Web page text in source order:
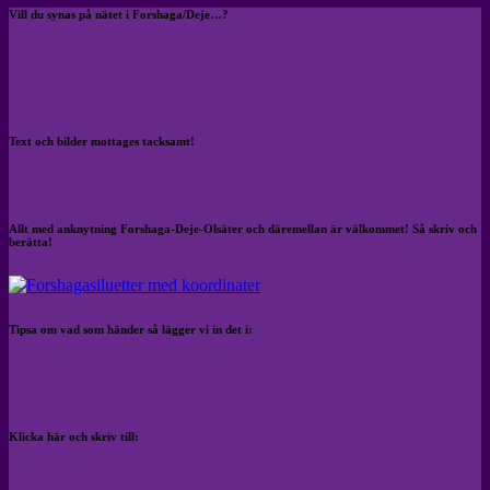
Vill du synas på nätet i Forshaga/Deje…?
Text och bilder mottages tacksamt!
Allt med anknytning Forshaga-Deje-Olsäter och däremellan är välkommet! Så skriv och
berätta!
Tipsa om vad som händer så lägger vi in det i:
Klicka här och skriv till: